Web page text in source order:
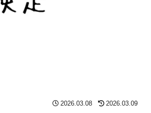
2026.03.08 2026.03.09